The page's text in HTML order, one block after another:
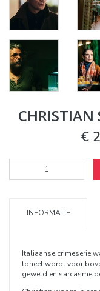
CHRISTIAN
€
INFORMATIE
Italiaanse crimeserie
toneel wordt voor
geweld en sarcasme